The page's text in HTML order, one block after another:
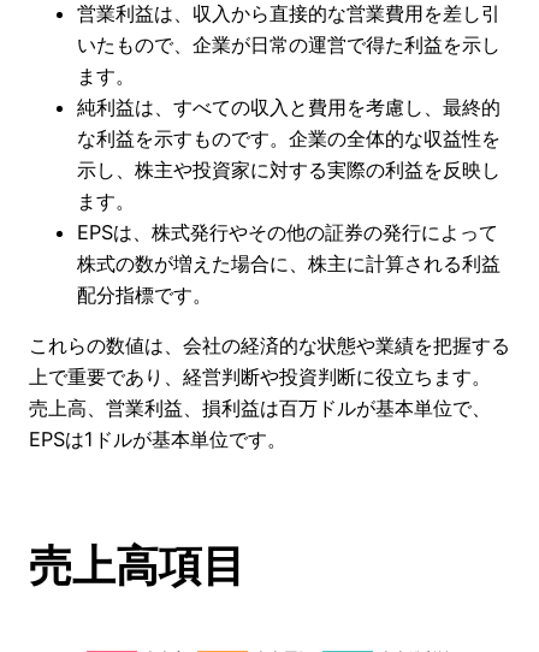
営業利益は、収入から直接的な営業費用を差し引
いたもので、企業が日常の運営で得た利益を示し
ます。
純利益は、すべての収入と費用を考慮し、最終的
な利益を示すものです。企業の全体的な収益性を
示し、株主や投資家に対する実際の利益を反映し
ます。
EPSは、株式発行やその他の証券の発行によって
株式の数が増えた場合に、株主に計算される利益
配分指標です。
これらの数値は、会社の経済的な状態や業績を把握する
上で重要であり、経営判断や投資判断に役立ちます。
売上高、営業利益、損利益は百万ドルが基本単位で、
EPSは1ドルが基本単位です。
売上高項目